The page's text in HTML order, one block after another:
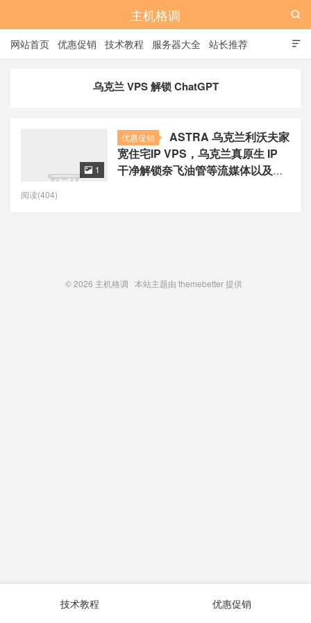
主机格调

网站首页 优惠促销 技术教程 服务器大全 站长推荐

乌克兰 VPS 解锁 ChatGPT
优惠促销
ASTRA 乌克兰利沃夫家
宽住宅IP VPS，乌克兰真原生 IP
干净解锁奈飞油管等流媒体以及
 1
阅读(404)
© 2026 主机格调 本站主题由 themebetter提供
技术教程 优惠促销